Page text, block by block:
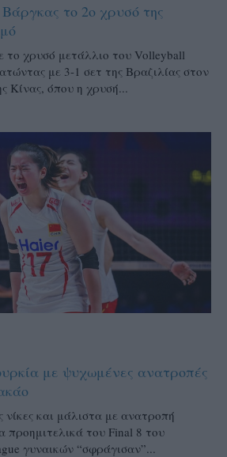
το 2ο χρυσό της
το χρυσό μετάλλιο του Volleyball
με 3-1 σετ της Βραζιλίας στον
Κίνας, όπου η χρυσή...
με ψυχωμένες ανατροπές
και μάλιστα με ανατροπή
προημιτελικά του Final 8 του
γυναικών “σφράγισαν”...